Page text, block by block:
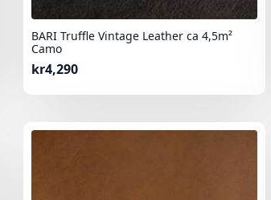
BARI Truffle Vintage Leather ca 4,5m²
Camo
kr4,290